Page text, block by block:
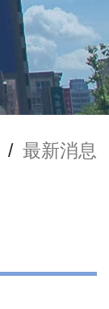
/ 最新消息